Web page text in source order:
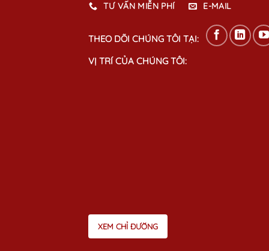
TƯ VẤN MIỄN PHÍ E-MAIL
THEO DÕI CHÚNG TÔI TẠI:
VỊ TRÍ CỦA CHÚNG TÔI:
XEM CHỈ ĐƯỜNG